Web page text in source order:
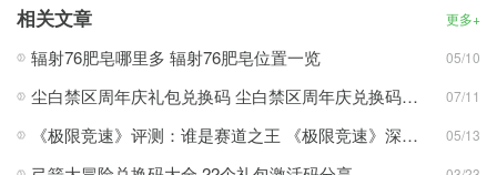
丰富的游戏内容，包括赛车商店、道具商店和赛车资讯版块，满足
不同玩家的需求。
励也会更加丰厚。
多样化的赛车车型，从普通轿车到豪华跑车，满足不同玩家的需
求。
相关文章 更多+
辐射76肥皂哪里多 辐射76肥皂位置一览 05/10
尘白禁区周年庆礼包兑换码 尘白禁区周年庆兑换码分享 07/11
《极限竞速》评测：谁是赛道之王 《极限竞速》深度评测 05/13